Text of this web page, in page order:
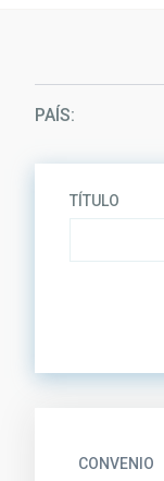
a
la
PAÍS
TÍTULO
CONVENIO